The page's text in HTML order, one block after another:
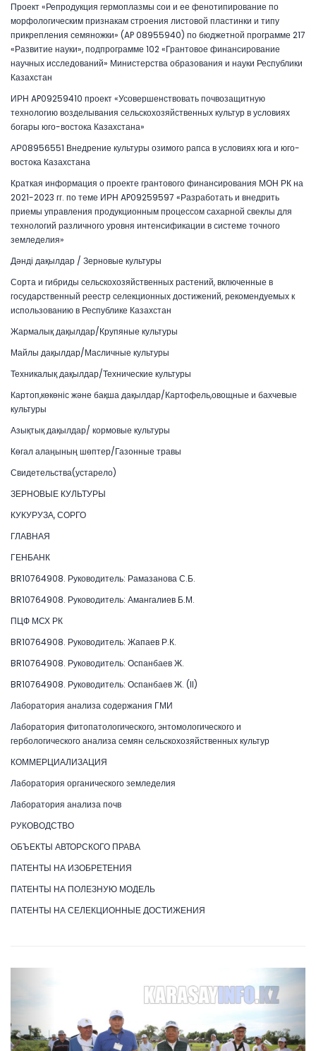
Проект «Репродукция гермоплазмы сои и ее фенотипирование по
морфологическим признакам строения листовой пластинки и типу
прикрепления семяножки» (AP 08955940) по бюджетной программе 217
«Развитие науки», подпрограмме 102 «Грантовое финансирование
научных исследований» Министерства образования и науки Республики
Казахстан
ИРН AP09259410 проект «Усовершенствовать почвозащитную
технологию возделывания сельскохозяйственных культур в условиях
богары юго-востока Казахстана»
АР08956551 Внедрение культуры озимого рапса в условиях юга и юго-
востока Казахстана
Краткая информация о проекте грантового финансирования МОН РК на
2021-2023 гг. по теме ИРН AP09259597 «Разработать и внедрить
приемы управления продукционным процессом сахарной свеклы для
технологий различного уровня интенсификации в системе точного
земледелия»
Дәнді дақылдар / Зерновые культуры
Сорта и гибриды сельскохозяйственных растений, включенные в
государственный реестр селекционных достижений, рекомендуемых к
использованию в Республике Казахстан
Жармалық дақылдар/Крупяные культуры
Майлы дақылдар/Масличные культуры
Техникалық дақылдар/Технические культуры
Картоп,көкөніс және бақша дақылдар/Картофель,овощные и бахчевые
культуры
Азықтық дақылдар/ кормовые культуры
Көгал алаңының шөптер/Газонные травы
Свидетельства(устарело)
ЗЕРНОВЫЕ КУЛЬТУРЫ
КУКУРУЗА, СОРГО
ГЛАВНАЯ
ГЕНБАНК
BR10764908. Руководитель: Рамазанова С.Б.
BR10764908. Руководитель: Амангалиев Б.М.
ПЦФ МСХ РК
BR10764908. Руководитель: Жапаев Р.К.
BR10764908. Руководитель: Оспанбаев Ж.
BR10764908. Руководитель: Оспанбаев Ж. (II)
Лаборатория анализа содержания ГМИ
Лаборатория фитопатологического, энтомологического и
гербологического анализа семян сельскохозяйственных культур
КОММЕРЦИАЛИЗАЦИЯ
Лаборатория органического земледелия
Лаборатория анализа почв
РУКОВОДСТВО
ОБЪЕКТЫ АВТОРСКОГО ПРАВА
ПАТЕНТЫ НА ИЗОБРЕТЕНИЯ
ПАТЕНТЫ НА ПОЛЕЗНУЮ МОДЕЛЬ
ПАТЕНТЫ НА СЕЛЕКЦИОННЫЕ ДОСТИЖЕНИЯ